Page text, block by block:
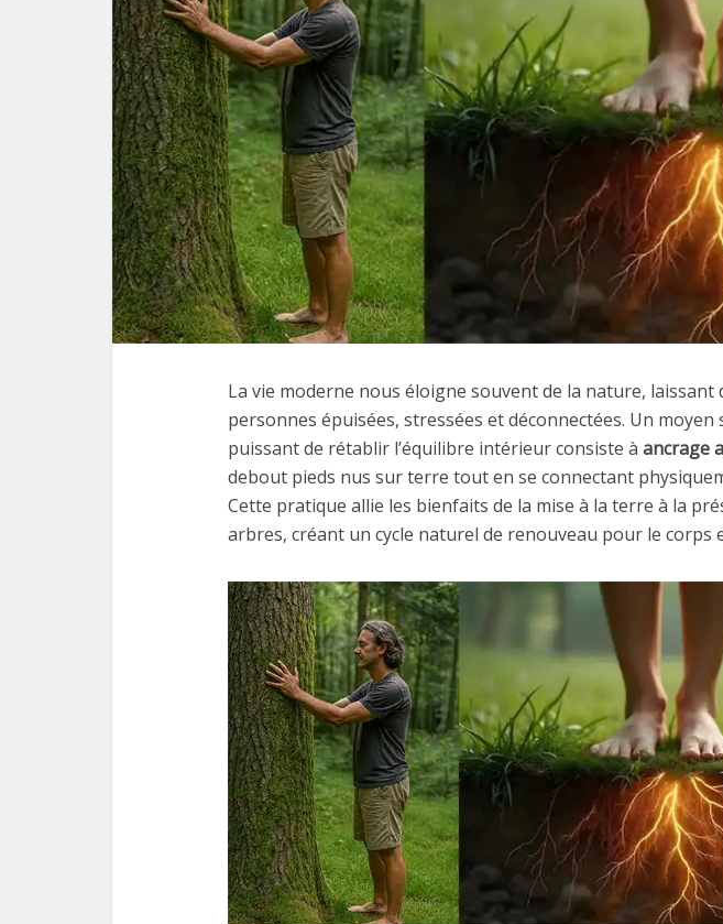
La vie moderne nous éloigne souvent de la nature, laissant
personnes épuisées, stressées et déconnectées. Un moyen
puissant de rétablir l’équilibre intérieur consiste à ancrage
debout pieds nus sur terre tout en se connectant
Cette pratique allie les bienfaits de la mise à la terre à la
arbres, créant un cycle naturel de renouveau pour le corps